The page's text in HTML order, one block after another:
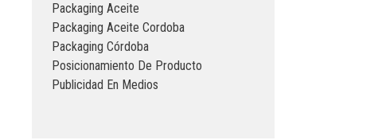
Packaging Aceite
Packaging Aceite Cordoba
Packaging Córdoba
Posicionamiento De Producto
Publicidad En Medios